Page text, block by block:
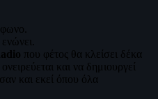
που φέτος θα κλείσει δέκα
και να δημιουργεί
και εκεί όπου όλα